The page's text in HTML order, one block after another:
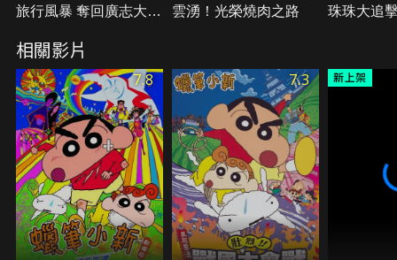
旅行風暴 奪回廣志大作
雲湧！光榮燒肉之路
珠珠大追
相關影片
7.8 7.3